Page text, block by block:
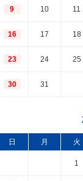
9 10 11
16 17 18
23 24 25
30 31
日 月 火
1